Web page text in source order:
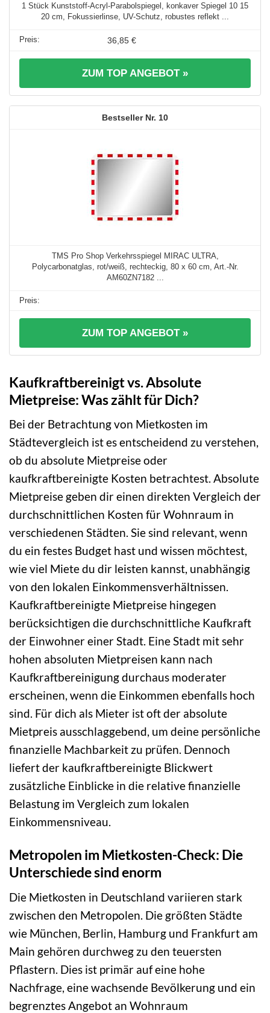
1 Stück Kunststoff-Acryl-Parabolspiegel, konkaver Spiegel 10 15
20 cm, Fokussierlinse, UV-Schutz, robustes reflekt ...
36,85 €
ZUM TOP ANGEBOT »
10
TMS Pro Shop Verkehrsspiegel MIRAC ULTRA,
Polycarbonatglas, rot/weiß, rechteckig, 80 x 60 cm, Art.-Nr.
AM60ZN7182 ...
ZUM TOP ANGEBOT »
Kaufkraftbereinigt vs. Absolute
Mietpreise: Was zählt für Dich?
Bei der Betrachtung von Mietkosten im
Städtevergleich ist es entscheidend zu verstehen,
ob du absolute Mietpreise oder
kaufkraftbereinigte Kosten betrachtest. Absolute
Mietpreise geben dir einen direkten Vergleich der
durchschnittlichen Kosten für Wohnraum in
verschiedenen Städten. Sie sind relevant, wenn
du ein festes Budget hast und wissen möchtest,
wie viel Miete du dir leisten kannst, unabhängig
von den lokalen Einkommensverhältnissen.
Kaufkraftbereinigte Mietpreise hingegen
berücksichtigen die durchschnittliche Kaufkraft
der Einwohner einer Stadt. Eine Stadt mit sehr
hohen absoluten Mietpreisen kann nach
Kaufkraftbereinigung durchaus moderater
erscheinen, wenn die Einkommen ebenfalls hoch
sind. Für dich als Mieter ist oft der absolute
Mietpreis ausschlaggebend, um deine persönliche
finanzielle Machbarkeit zu prüfen. Dennoch
liefert der kaufkraftbereinigte Blickwert
zusätzliche Einblicke in die relative finanzielle
Belastung im Vergleich zum lokalen
Einkommensniveau.
Metropolen im Mietkosten-Check: Die
Unterschiede sind enorm
Die Mietkosten in Deutschland variieren stark
zwischen den Metropolen. Die größten Städte
wie München, Berlin, Hamburg und Frankfurt am
Main gehören durchweg zu den teuersten
Pflastern. Dies ist primär auf eine hohe
Nachfrage, eine wachsende Bevölkerung und ein
begrenztes Angebot an Wohnraum